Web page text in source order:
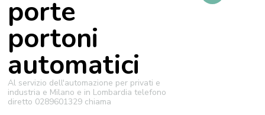
porte
portoni
automatici
Al servizio dell'automazione per privati e
industria e Milano e in Lombardia telefono
diretto 0289601329 chiama